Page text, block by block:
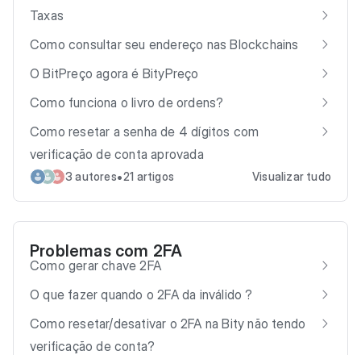
Taxas
Como consultar seu endereço nas Blockchains
O BitPreço agora é BityPreço
Como funciona o livro de ordens?
Como resetar a senha de 4 dígitos com
verificação de conta aprovada
3 autores•21 artigos Visualizar tudo
Problemas com 2FA
Como gerar chave 2FA
O que fazer quando o 2FA da inválido ?
Como resetar/desativar o 2FA na Bity não tendo
verificação de conta?